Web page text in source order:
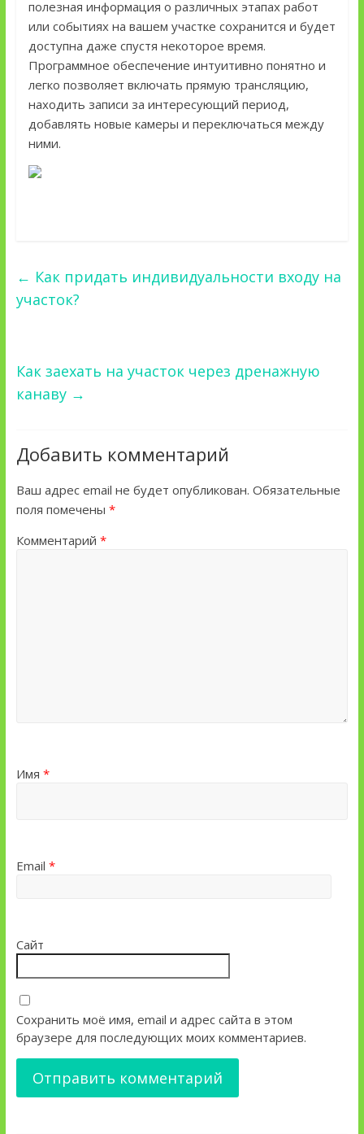
полезная информация о различных этапах работ
или событиях на вашем участке сохранится и будет
доступна даже спустя некоторое время.
Программное обеспечение интуитивно понятно и
легко позволяет включать прямую трансляцию,
находить записи за интересующий период,
добавлять новые камеры и переключаться между
ними.
← Как придать индивидуальности входу на
участок?
Как заехать на участок через дренажную
канаву →
Добавить комментарий
Ваш адрес email не будет опубликован. Обязательные
поля помечены *
Комментарий *
Имя *
Email *
Сайт
Сохранить моё имя, email и адрес сайта в этом
браузере для последующих моих комментариев.